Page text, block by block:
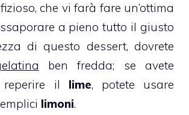
che vi farà fare un’ottima
a pieno tutto il giusto
di questo dessert, dovrete
ben fredda; se avete
il lime, potete usare
limoni.